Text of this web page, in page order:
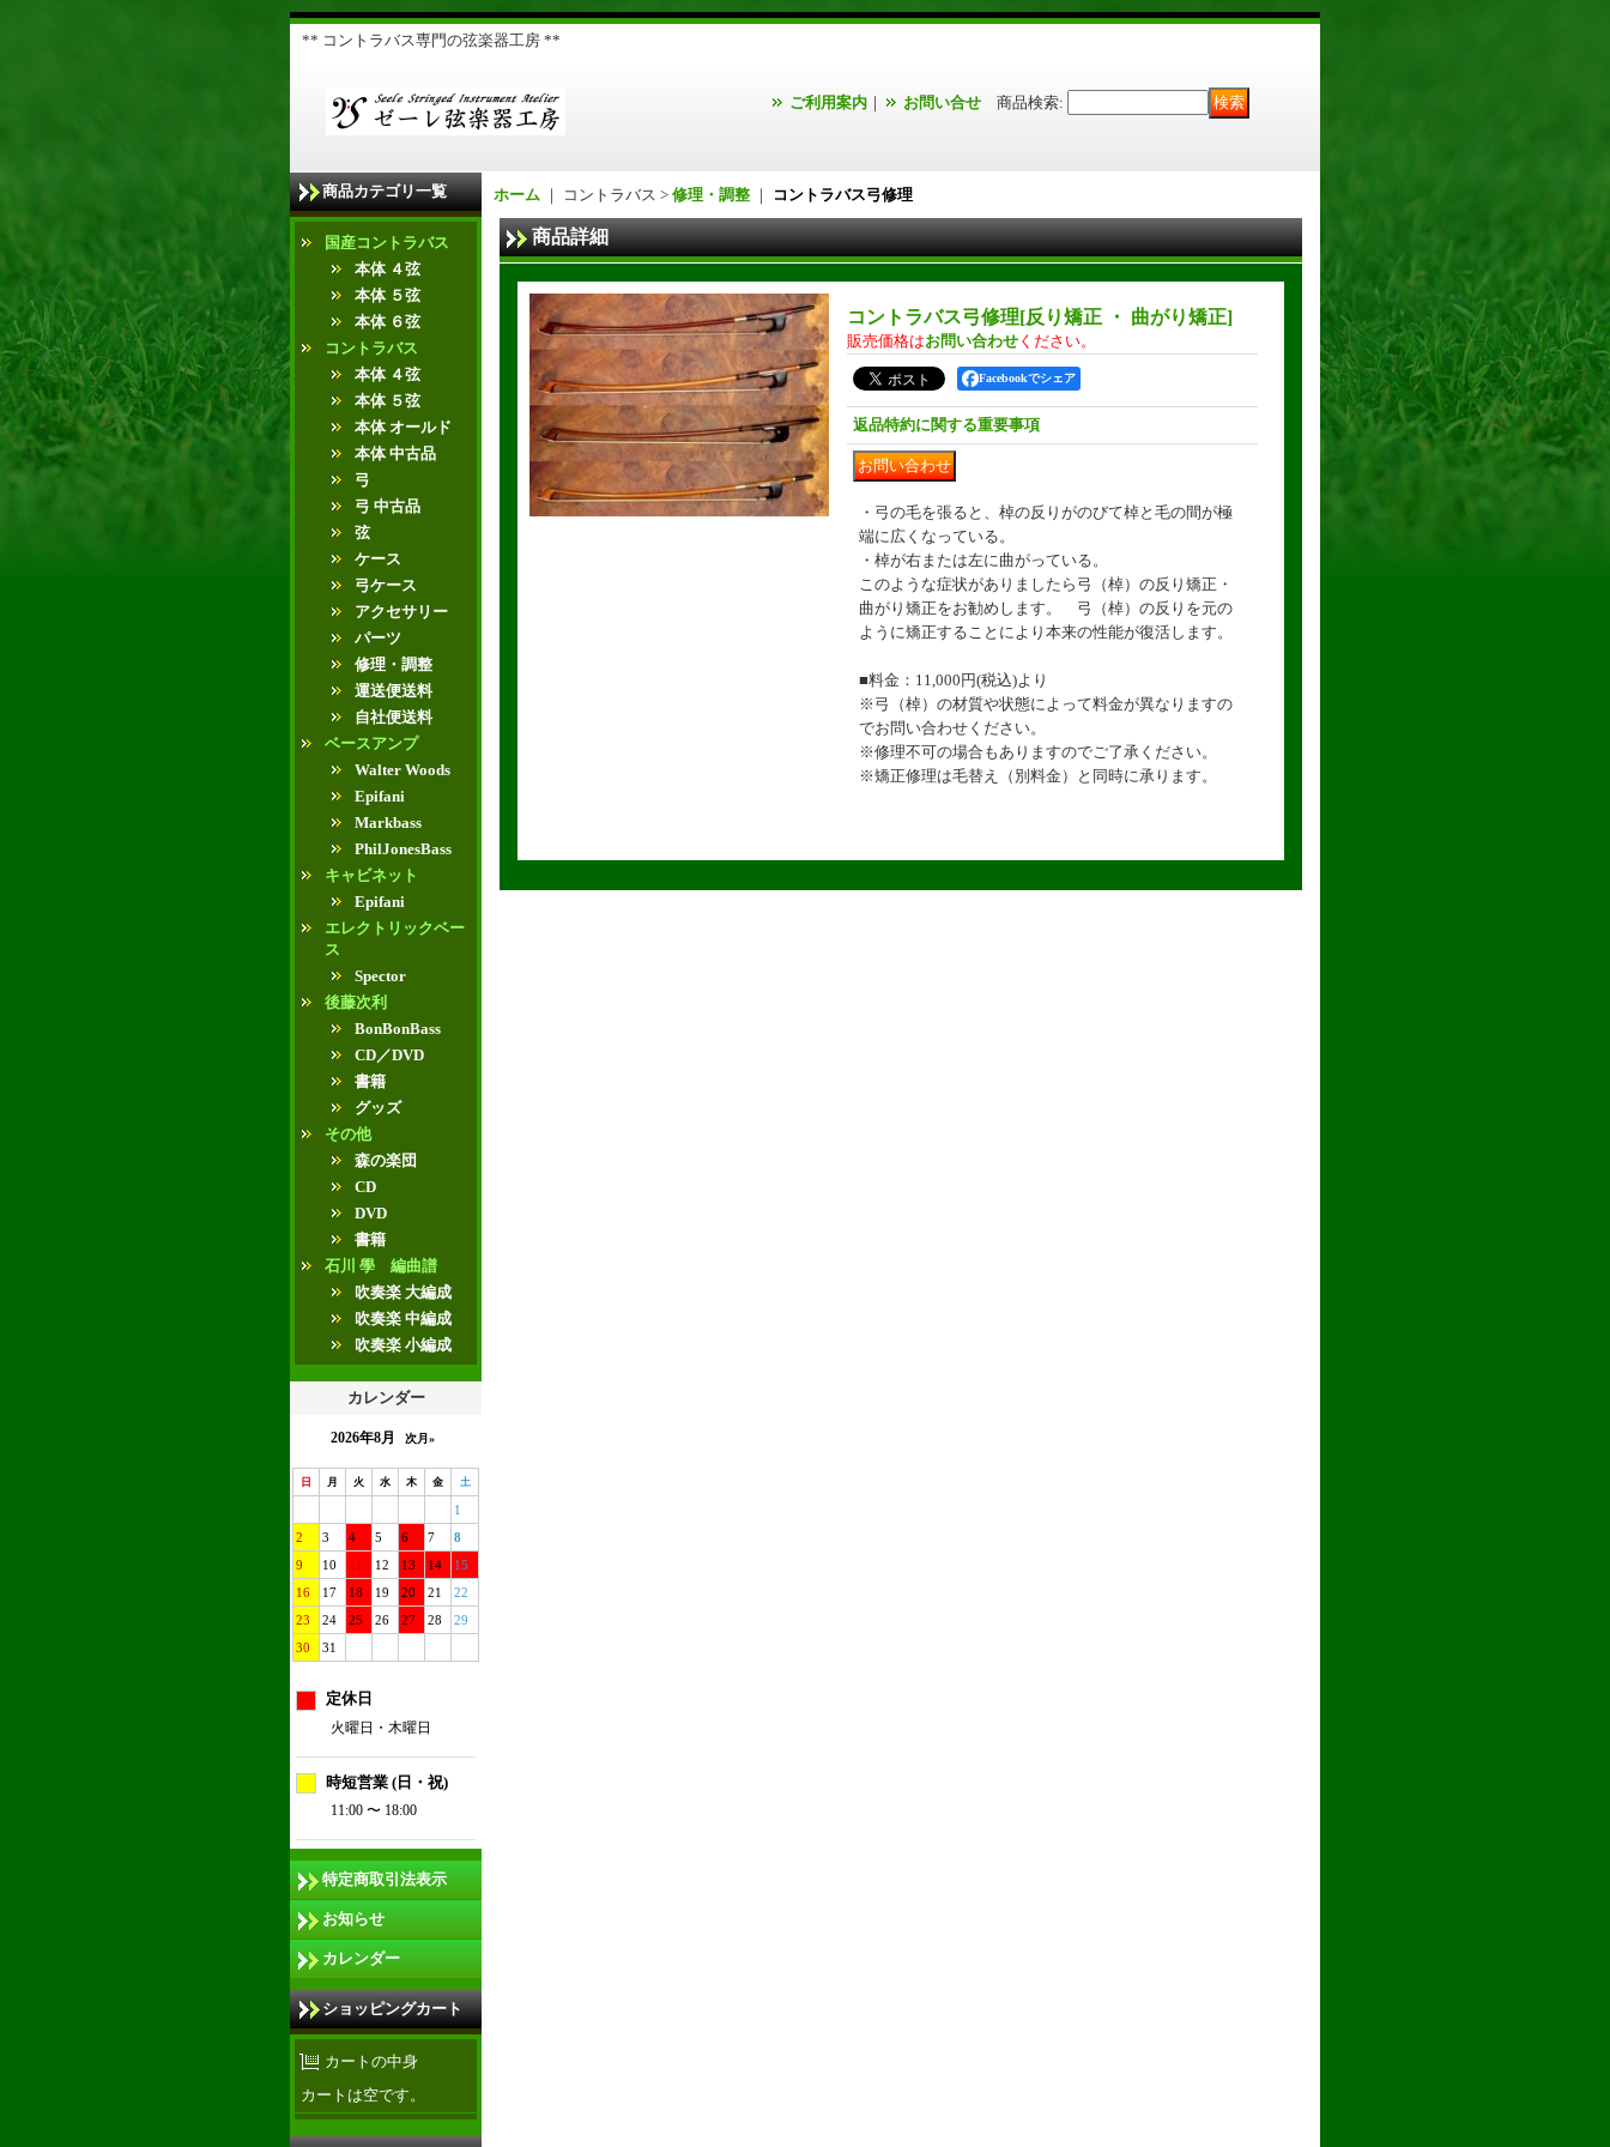
** コントラバス専門の弦楽器工房 **
ご利用案内 ｜ お問い合せ 商品検索:
商品カテゴリ一覧
国産コントラバス
本体 ４弦
本体 ５弦
本体 ６弦
コントラバス
本体 ４弦
本体 ５弦
本体 オールド
本体 中古品
弓
弓 中古品
弦
ケース
弓ケース
アクセサリー
パーツ
修理・調整
運送便送料
自社便送料
ベースアンプ
Walter Woods
Epifani
Markbass
PhilJonesBass
キャビネット
Epifani
エレクトリックベー
ス
Spector
後藤次利
BonBonBass
CD／DVD
書籍
グッズ
その他
森の楽団
CD
DVD
書籍
石川 學 編曲譜
吹奏楽 大編成
吹奏楽 中編成
吹奏楽 小編成
カレンダー
2026年8月 次月»
日 月 火 水 木 金 土
1
2
3 4 5 6 7
8
9
10 11 12 13 14
15
16
17 18 19 20 21
22
23
24 25 26 27 28
29
30
31
定休日
火曜日・木曜日
時短営業 (日・祝)
11:00 〜 18:00
特定商取引法表示
お知らせ
カレンダー
ショッピングカート
カートの中身
カートは空です。
ホーム ｜ コントラバス > 修理・調整 ｜ コントラバス弓修理
商品詳細
コントラバス弓修理[反り矯正 ・ 曲がり矯正]
販売価格はお問い合わせ ください。
Facebookでシェア
返品特約に関する重要事項
・弓の毛を張ると、棹の反りがのびて棹と毛の間が極
端に広くなっている。
・棹が右または左に曲がっている。
このような症状がありましたら弓（棹）の反り矯正・
曲がり矯正をお勧めします。 弓（棹）の反りを元の
ように矯正することにより本来の性能が復活します。
■料金：11,000円(税込)より
※弓（棹）の材質や状態によって料金が異なりますの
でお問い合わせください。
※修理不可の場合もありますのでご了承ください。
※矯正修理は毛替え（別料金）と同時に承ります。